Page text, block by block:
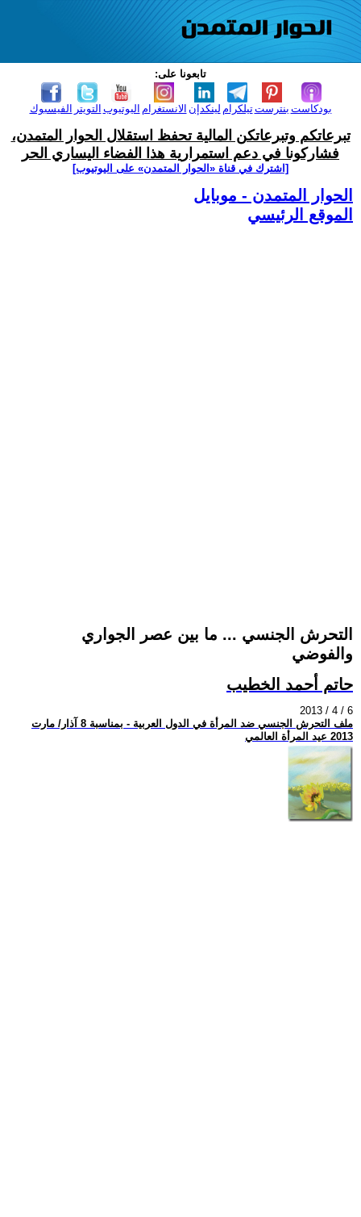
تابعونا على:
الفيسبوك التويتر اليوتيوب الانستغرام لينكدإن تيلكرامبنترست بودكاست
تبرعاتكم وتبرعاتكن المالية تحفظ استقلال الحوار المتمدن،
فشاركونا في دعم استمرارية هذا الفضاء اليساري الحر
[اشترك في قناة ‫«الحوار المتمدن» على اليوتيوب]
الحوار المتمدن - موبايل
الموقع الرئيسي
التحرش الجنسي ... ما بين عصر الجواري
والفوضي
حاتم أحمد الخطيب
2013 / 4 / 6
ملف التحرش الجنسي ضد المرأة في الدول العربية - بمناسبة 8 آذار/ مارت
2013 عيد المرأة العالمي